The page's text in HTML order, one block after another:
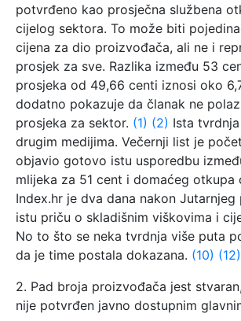
potvrđeno kao prosječna službena
cijelog sektora. To može biti
cijena za dio proizvođača, ali ne i
prosjek za sve. Razlika između 53
prosjeka od 49,66 centi iznosi oko
dodatno pokazuje da članak ne
prosjeka za sektor. (1) (2) Ista
drugim medijima. Večernji list je
objavio gotovo istu usporedbu
mlijeka za 51 cent i domaćeg otkupa
Index.hr je dva dana nakon
istu priču o skladišnim viškovima i
No to što se neka tvrdnja više puta
da je time postala dokazana. (10) (12)
2. Pad broja proizvođača jest
nije potvrđen javno dostupnim